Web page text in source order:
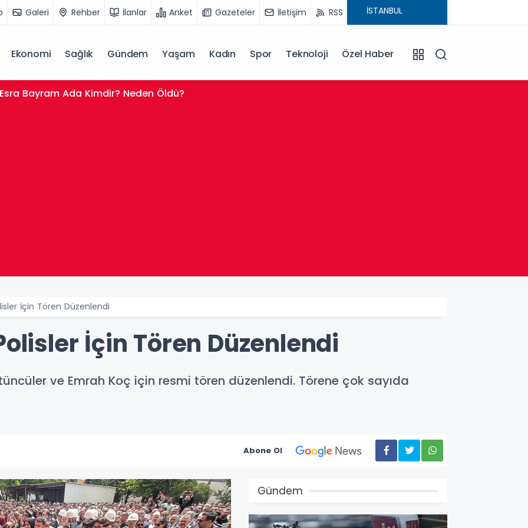
Galeri Rehber İlanlar Anket Gazeteler İletişim RSS
Ekonomi Sağlık Gündem Yaşam Kadın Spor Teknoloji Özel Haber
Bayram Ada Kimdir? Neden Öldü?
İçin Tören Düzenlendi
İçin Tören Düzenlendi
ve Emrah Koç için resmi tören düzenlendi. Törene çok sayıda
Abone Ol
Gündem